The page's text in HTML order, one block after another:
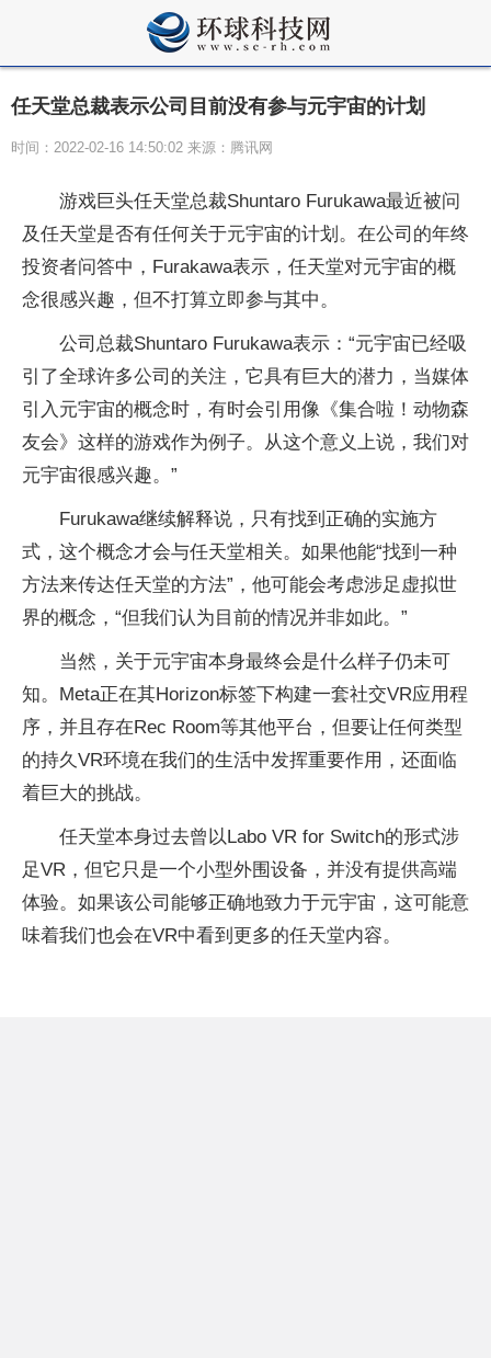
任天堂总裁表示公司目前没有参与元宇宙的计划
时间：2022-02-16 14:50:02 来源：腾讯网
游戏巨头任天堂总裁Shuntaro Furukawa最近被问
及任天堂是否有任何关于元宇宙的计划。在公司的年终
投资者问答中，Furakawa表示，任天堂对元宇宙的概
念很感兴趣，但不打算立即参与其中。
公司总裁Shuntaro Furukawa表示：“元宇宙已经吸
引了全球许多公司的关注，它具有巨大的潜力，当媒体
引入元宇宙的概念时，有时会引用像《集合啦！动物森
友会》这样的游戏作为例子。从这个意义上说，我们对
元宇宙很感兴趣。”
Furukawa继续解释说，只有找到正确的实施方
式，这个概念才会与任天堂相关。如果他能“找到一种
方法来传达任天堂的方法”，他可能会考虑涉足虚拟世
界的概念，“但我们认为目前的情况并非如此。”
当然，关于元宇宙本身最终会是什么样子仍未可
知。Meta正在其Horizon标签下构建一套社交VR应用程
序，并且存在Rec Room等其他平台，但要让任何类型
的持久VR环境在我们的生活中发挥重要作用，还面临
着巨大的挑战。
任天堂本身过去曾以Labo VR for Switch的形式涉
足VR，但它只是一个小型外围设备，并没有提供高端
体验。如果该公司能够正确地致力于元宇宙，这可能意
味着我们也会在VR中看到更多的任天堂内容。